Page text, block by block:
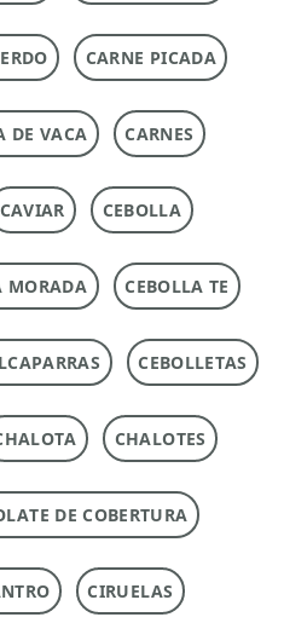
CARNE PICADA
DE VACA CARNES
CAVIAR CEBOLLA
MORADA CEBOLLA TE
CEBOLLETAS
CHALOTES
DE COBERTURA
CIRUELAS